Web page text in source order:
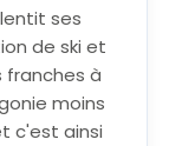
ses
de ski et
franches à
moins
c'est ainsi